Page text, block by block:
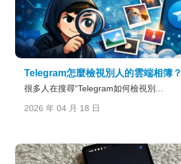
Telegram怎麼檢視別人的雲端相簿？
很多人在搜尋“Telegram如何檢視別...
2026 年 04 月 18 日